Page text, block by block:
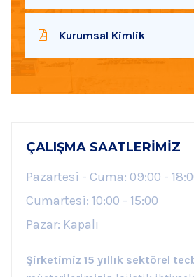
Kurumsal Kimlik
ÇALIŞMA SAATLERIMIZ
Pazartesi - Cuma: 09:00 -
Cumartesi: 10:00 - 15:00
Pazar: Kapalı
Şirketimiz 15 yıllık sektörel